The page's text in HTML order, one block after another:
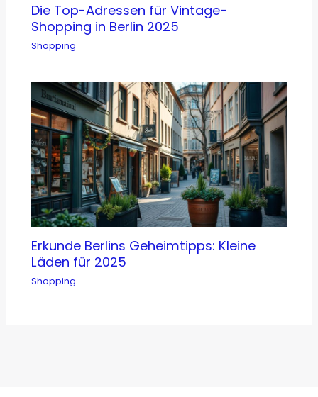
Die Top-Adressen für Vintage-
Shopping in Berlin 2025
Shopping
Erkunde Berlins Geheimtipps: Kleine
Läden für 2025
Shopping